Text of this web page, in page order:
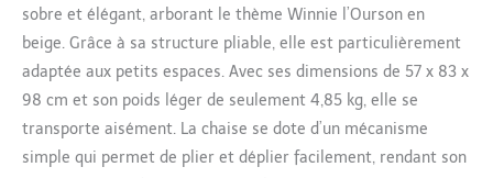
la chaise haute hauck se
replie à 90 × 56 × 30 cm.
Pratique pour les petits
espaces, les voyages ou
chez les grands-parents
Inclus plateau chaise
haute : La tablette
réglable s’adapte à la
sobre et élégant, arborant le thème Winnie l’Ourson en
beige. Grâce à sa structure pliable, elle est particulièrement
adaptée aux petits espaces. Avec ses dimensions de 57 x 83 x
98 cm et son poids léger de seulement 4,85 kg, elle se
transporte aisément. La chaise se dote d’un mécanisme
simple qui permet de plier et déplier facilement, rendant son